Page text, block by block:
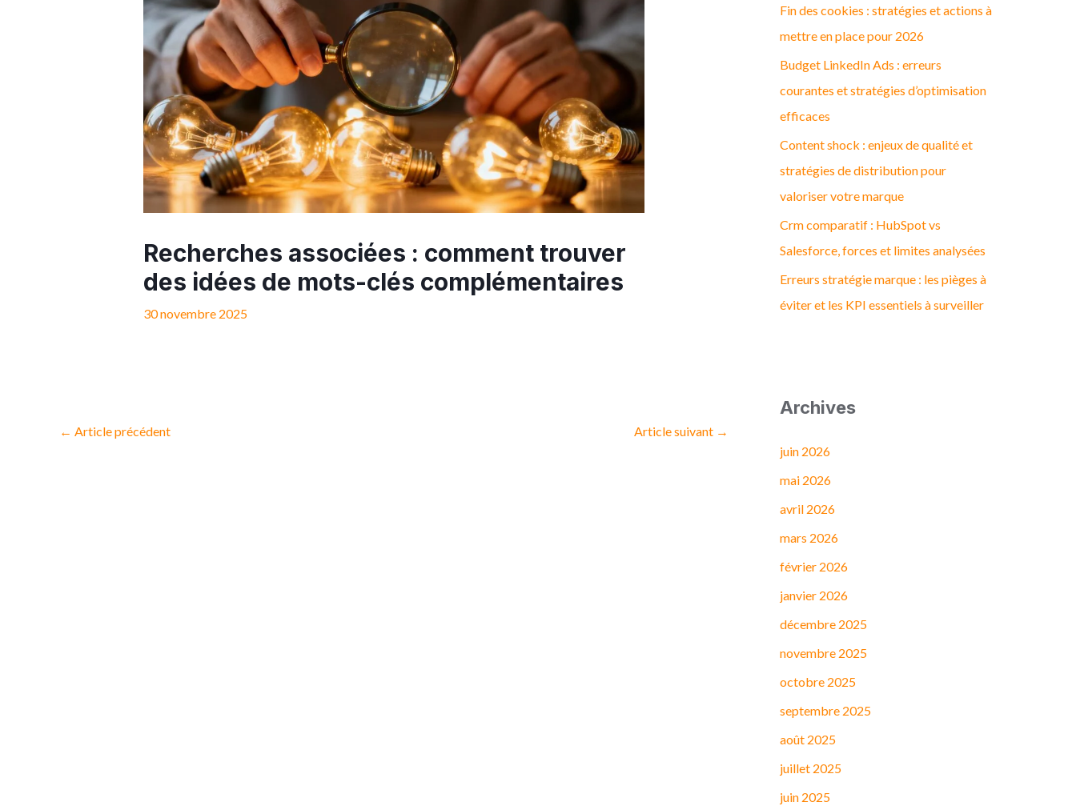
Recherches associées : comment trouver
des idées de mots-clés complémentaires
30 novembre 2025
← Article précédent Article suivant →
c
h
e
r
:
Fin des cookies : stratégies et actions à
mettre en place pour 2026
Budget LinkedIn Ads : erreurs
courantes et stratégies d’optimisation
efficaces
Content shock : enjeux de qualité et
stratégies de distribution pour
valoriser votre marque
Crm comparatif : HubSpot vs
Salesforce, forces et limites analysées
Erreurs stratégie marque : les pièges à
éviter et les KPI essentiels à surveiller
Archives
juin 2026
mai 2026
avril 2026
mars 2026
février 2026
janvier 2026
décembre 2025
novembre 2025
octobre 2025
septembre 2025
août 2025
juillet 2025
juin 2025